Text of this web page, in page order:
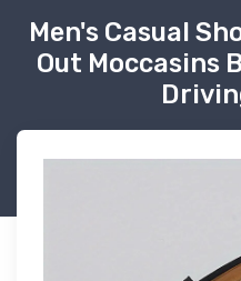
Men's Casual
Out Moccasins